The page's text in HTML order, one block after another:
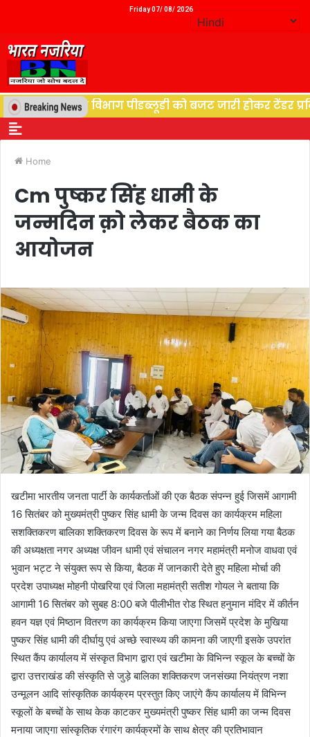
Friday 07/ 08/ 2026
विद्युत विभाग पीडब्लूडी को बजट जारी होकर टेंडर
Home
Cm पुष्कर सिंह धामी के
जन्मदिन क़ो लेकर बैठक का
आयोजन
खटीमा भारतीय जनता पार्टी के कार्यकर्ताओं की एक बैठक संपन्न हुई जिसमें आगामी
16 सितंबर को मुख्यमंत्री पुष्कर सिंह धामी के जन्म दिवस का कार्यक्रम महिला
सशक्तिकरण बालिका शक्तिकरण दिवस के रूप में बनाने का निर्णय लिया गया बैठक
की अध्यक्षता नगर अध्यक्ष जीवन धामी एवं संचालन नगर महामंत्री मनोज वाधवा एवं
भुवान भट्ट ने संयुक्त रूप से किया, बैठक में जानकारी देते हुए महिला मोर्चा की
प्रदेश उपाध्यक्ष मोहनी पोखरिया एवं जिला महामंत्री सतीश गोयल ने बताया कि
आगामी 16 सितंबर को सुबह 8:00 बजे पीलीभीत रोड स्थित हनुमान मंदिर में कीर्तन
हवन यज्ञ एवं मिष्ठान वितरण का कार्यक्रम किया जाएगा जिसमें प्रदेश के मुखिया
पुष्कर सिंह धामी की दीर्घायु एवं अच्छे स्वास्थ्य की कामना की जाएगी इसके उपरांत
स्थित कैंप कार्यालय में संस्कृत विभाग द्वारा एवं खटीमा के विभिन्न स्कूल के बच्चों के
द्वारा उत्तराखंड की संस्कृति से जुड़े बालिका शक्तिकरण जनसंख्या नियंत्रण नशा
उन्मूलन आदि सांस्कृतिक कार्यक्रम प्रस्तुत किए जाएंगे कैंप कार्यालय में विभिन्न
स्कूलों के बच्चों के साथ केक काटकर मुख्यमंत्री पुष्कर सिंह धामी का जन्म दिवस
मनाया जाएगा सांस्कृतिक रंगारंग कार्यक्रमों के साथ क्षेत्र की प्रतिभावान